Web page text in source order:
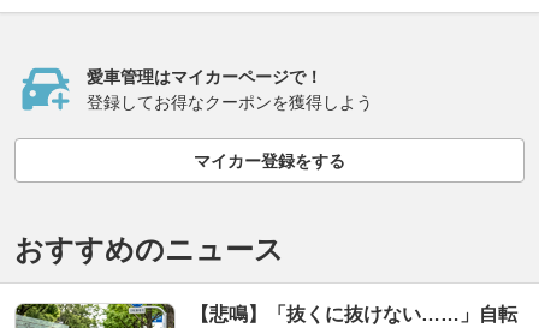
愛車管理はマイカーページで！
登録してお得なクーポンを獲得しよう
マイカー登録をする
おすすめのニュース
【悲鳴】「抜くに抜けない……」自転